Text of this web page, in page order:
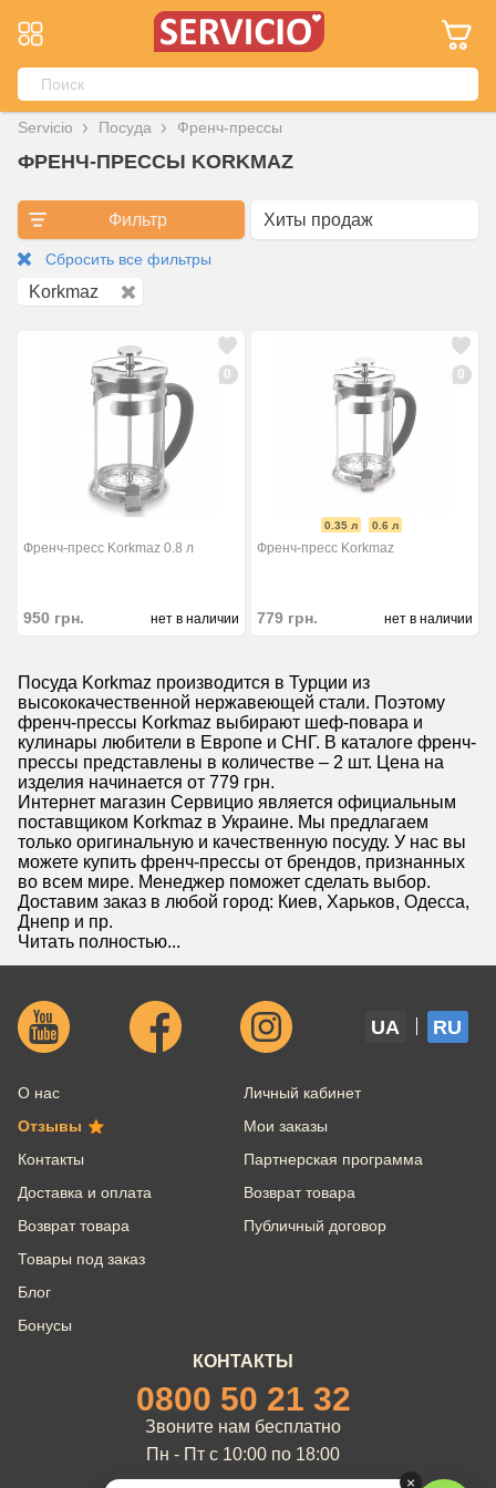
Servicio Посуда Френч-прессы
ФРЕНЧ-ПРЕССЫ KORKMAZ
Фильтр
Сбросить все фильтры
Korkmaz
0
Френч-пресс Korkmaz 0.8 л
950 грн. нет в наличии
0
0.35 л 0.6 л
Френч-пресс Korkmaz
779 грн. нет в наличии
Посуда Korkmaz производится в Турции из
высококачественной нержавеющей стали. Поэтому
френч-прессы Korkmaz выбирают шеф-повара и
кулинары любители в Европе и СНГ. В каталоге френч-
прессы представлены в количестве – 2 шт. Цена на
изделия начинается от 779 грн.
Интернет магазин Сервицио является официальным
поставщиком Korkmaz в Украине. Мы предлагаем
только оригинальную и качественную посуду. У нас вы
можете купить френч-прессы от брендов, признанных
во всем мире. Менеджер поможет сделать выбор.
Доставим заказ в любой город: Киев, Харьков, Одесса,
Днепр и пр.
Читать полностью...
UA RU
О нас
Отзывы
Контакты
Доставка и оплата
Возврат товара
Товары под заказ
Блог
Бонусы
Личный кабинет
Мои заказы
Партнерская программа
Возврат товара
Публичный договор
КОНТАКТЫ
0800 50 21 32
Звоните нам бесплатно
Пн - Пт с 10:00 по 18:00
×